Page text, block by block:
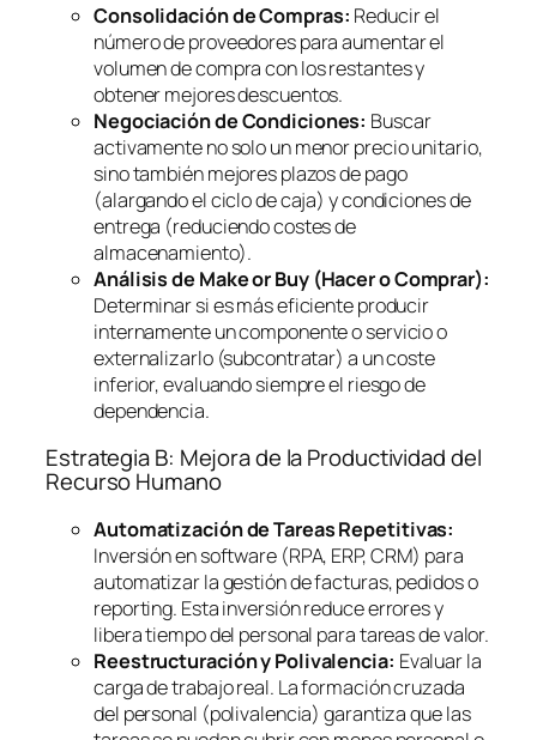
Consolidación de Compras: Reducir el
número de proveedores para aumentar el
volumen de compra con los restantes y
obtener mejores descuentos.
Negociación de Condiciones: Buscar
activamente no solo un menor precio unitario,
sino también mejores plazos de pago
(alargando el ciclo de caja) y condiciones de
entrega (reduciendo costes de
almacenamiento).
Análisis de Make or Buy(Hacer o Comprar):
Determinar si es más eficiente producir
internamente un componente o servicio o
externalizarlo (subcontratar) a un coste
inferior, evaluando siempre el riesgo de
dependencia.
Estrategia B: Mejora de la Productividad del
Recurso Humano
Automatización de Tareas Repetitivas:
Inversión ensoftware(RPA, ERP, CRM) para
automatizar la gestión de facturas, pedidos o
reporting. Esta inversión reduce errores y
libera tiempo del personal para tareas de valor.
Reestructuración y Polivalencia: Evaluar la
carga de trabajo real. La formación cruzada
del personal (polivalencia) garantiza que las